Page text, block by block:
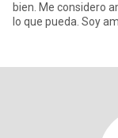
bien. Me considero
lo que pueda. Soy